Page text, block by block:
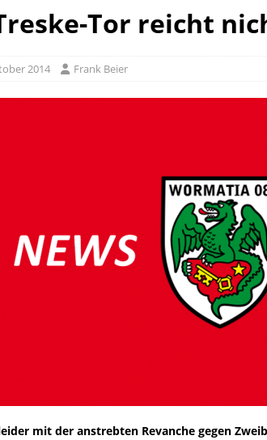
Tor reicht
2014 Frank Beier
leider mit der anstrebten Revanche gegen